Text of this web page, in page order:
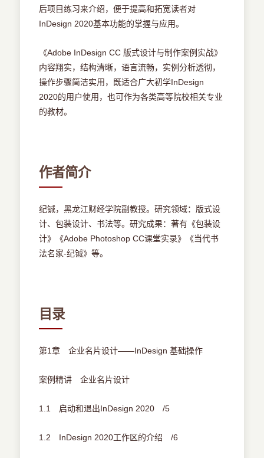
后项目练习来介绍，便于提高和拓宽读者对
InDesign 2020基本功能的掌握与应用。
《Adobe InDesign CC 版式设计与制作案例实战》
内容翔实，结构清晰，语言流畅，实例分析透彻，
操作步骤简洁实用，既适合广大初学InDesign
2020的用户使用，也可作为各类高等院校相关专业
的教材。
作者简介
纪铖，黑龙江财经学院副教授。研究领域：版式设
计、包装设计、书法等。研究成果：著有《包装设
计》《Adobe Photoshop CC课堂实录》《当代书
法名家-纪铖》等。
目录
第1章 企业名片设计——InDesign 基础操作
案例精讲 企业名片设计
1.1 启动和退出InDesign 2020 /5
1.2 InDesign 2020工作区的介绍 /6